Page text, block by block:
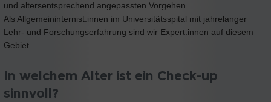
und altersentsprechend angepassten Vorgehen.
Als Allgemeininternist:innen im Universitätsspital mit jahrelanger
Lehr- und Forschungserfahrung sind wir Expert:innen auf diesem
Gebiet.
In welchem Alter ist ein Check-up
sinnvoll?